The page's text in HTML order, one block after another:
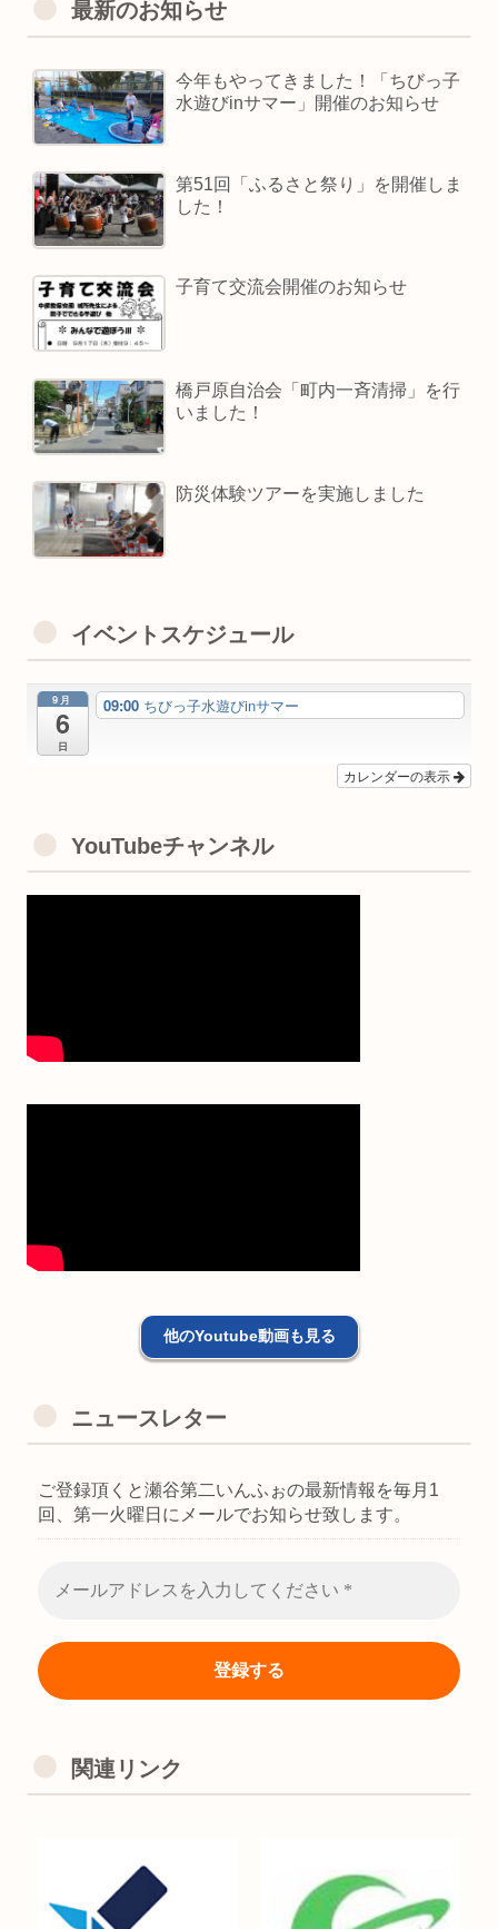
最新のお知らせ
今年もやってきました！「ちびっ子
水遊びinサマー」開催のお知らせ
第51回「ふるさと祭り」を開催しま
した！
子育て交流会開催のお知らせ
橋戸原自治会「町内一斉清掃」を行
いました！
防災体験ツアーを実施しました
イベントスケジュール
9月
6
日
09:00 ちびっ子水遊びinサマー
カレンダーの表示
YouTubeチャンネル
他のYoutube動画も見る
ニュースレター
ご登録頂くと瀬谷第二いんふぉの最新情報を毎月1
回、第一火曜日にメールでお知らせ致します。
関連リンク